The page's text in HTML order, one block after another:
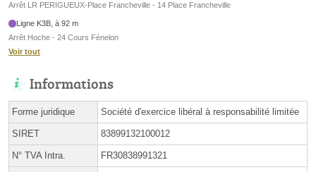
Arrêt LR PERIGUEUX-Place Francheville - 14 Place Francheville
Ligne K3B, à 92 m
Arrêt Hoche - 24 Cours Fénelon
Voir tout
Informations
Forme juridique Société d'exercice libéral à responsabilité limitée
SIRET 83899132100012
N° TVA Intra. FR30838991321